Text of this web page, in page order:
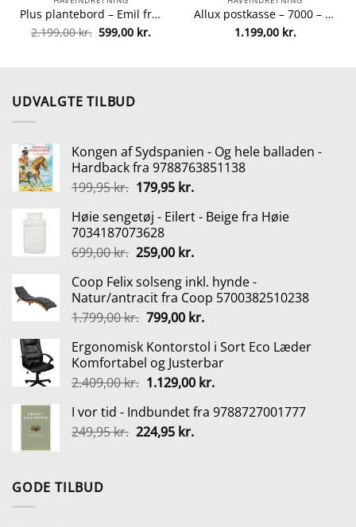
Plus plantebord – Emil fra plus 5703393179432
2.199,00kr. Den
oprindelige
2.199,00 kr..
599,00 kr.
aktuelle
599,00 kr..
Allux postkasse – 7000 – Sort/stål fra Allux 5701701474736
1.199,00 kr.
kr..
UDVALGTE TILBUD
Kongen af Sydspanien - Og hele balladen -
Hardback fra 9788763851138
199,95kr. Den
pris
var:
199,95 kr..
179,95 kr.Den
pris
179,95 kr..
Høie sengetøj - Eilert - Beige fra Høie
7034187073628
699,00kr. Den
pris
var:
699,00 kr..
259,00 kr.Den
pris
er:
259,00 kr..
Coop Felix solseng inkl. hynde -
Natur/antracit fra Coop 5700382510238
1.799,00kr. Den
pris
var:
1.799,00 kr..
799,00 kr.Den
pris
er:
799,00 kr..
Ergonomisk Kontorstol i Sort Eco Læder
Komfortabel og Justerbar
2.409,00kr. Den
pris
var:
1.129,00 kr.Den
pris
I vor tid - Indbundet fra 9788727001777
249,95kr. Den
224,95 kr.Den
GODE TILBUD